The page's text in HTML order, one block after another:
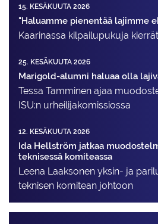
15. KESÄKUUTA 2026
"Haluamme pienentää lajimme
Kaarinassa kilpailupukuja
25. KESÄKUUTA 2026
Marigold-alumni haluaa olla
Tessa Tamminen ajaa
ISU:n urheilija­komissiossa
12. KESÄKUUTA 2026
Ida Hellström jatkaa
teknisessä komiteassa
Leena Laaksonen yksin- ja
teknisen komitean johtoon